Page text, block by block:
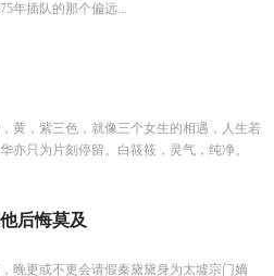
年插队的那个偏远...
黄，紫三色，就像三个女生的相遇，人生若
亦只为片刻停留。白筱筱，灵气，纯净。
后悔莫及
晚更或不更会请假秦黛黛身为太墟宗门嫡